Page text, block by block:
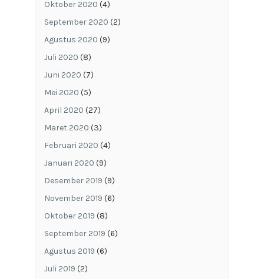
Oktober 2020 (4)
September 2020 (2)
Agustus 2020 (9)
Juli 2020 (8)
Juni 2020 (7)
Mei 2020 (5)
April 2020 (27)
Maret 2020 (3)
Februari 2020 (4)
Januari 2020 (9)
Desember 2019 (9)
November 2019 (6)
Oktober 2019 (8)
September 2019 (6)
Agustus 2019 (6)
Juli 2019 (2)